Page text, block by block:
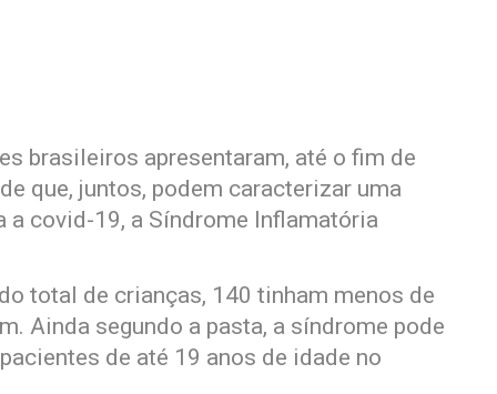
brasileiros apresentaram, até o fim de
que, juntos, podem caracterizar uma
covid-19, a Síndrome Inflamatória
total de crianças, 140 tinham menos de
Ainda segundo a pasta, a síndrome pode
de até 19 anos de idade no